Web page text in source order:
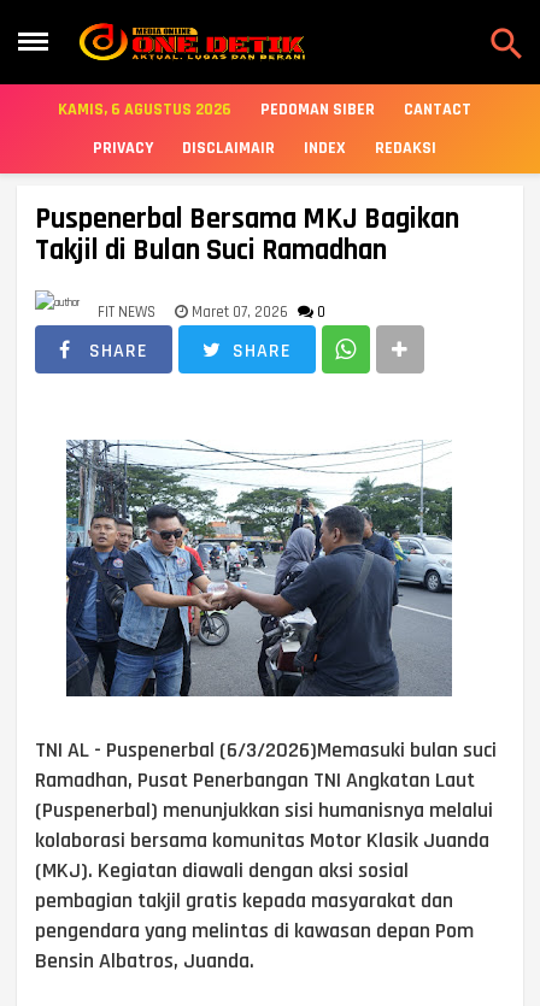

KAMIS, 6 AGUSTUS 2026 PEDOMAN SIBER
CANTACT
PRIVACY
DISCLAIMAIR INDEX REDAKSI
Puspenerbal Bersama MKJ Bagikan
Takjil di Bulan Suci Ramadhan
FIT NEWS Maret 07, 2026 0
SHARE SHARE
TNI AL - Puspenerbal (6/3/2026)Memasuki bulan suci
Ramadhan, Pusat Penerbangan TNI Angkatan Laut
(Puspenerbal) menunjukkan sisi humanisnya melalui
kolaborasi bersama komunitas Motor Klasik Juanda
(MKJ). Kegiatan diawali dengan aksi sosial
pembagian takjil gratis kepada masyarakat dan
pengendara yang melintas di kawasan depan Pom
Bensin Albatros, Juanda.